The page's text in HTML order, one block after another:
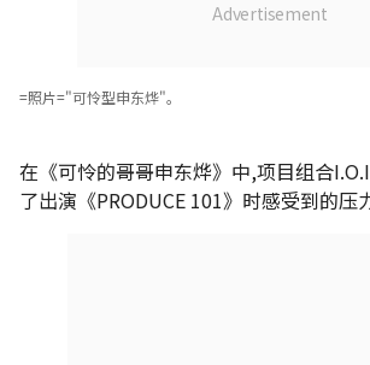
=照片="可怜型申东烨"。
在《可怜的哥哥申东烨》中,项目组合
了出演《PRODUCE 101》时感受到的压